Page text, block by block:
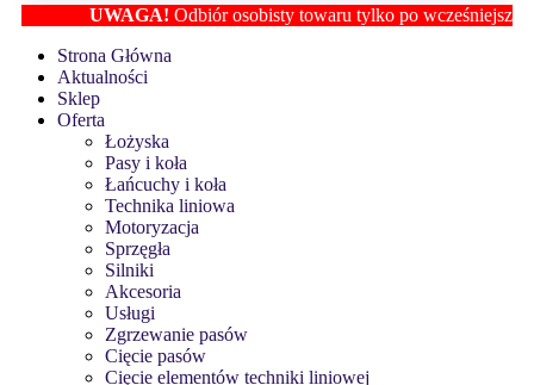
UWAGA!Odbiór osobisty towaru tylko po wcześniejszym
Strona Główna
Aktualności
Sklep
Oferta
Łożyska
Pasy i koła
Łańcuchy i koła
Technika liniowa
Motoryzacja
Sprzęgła
Silniki
Akcesoria
Usługi
Zgrzewanie pasów
Cięcie pasów
Cięcie elementów techniki liniowej